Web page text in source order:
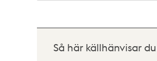
Så här källhänvisar